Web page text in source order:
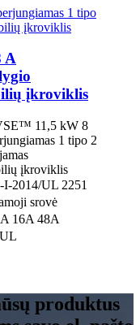
A
įkroviklis
11,5 kW 8
1 tipo 2
įkroviklis
2014/UL 2251
srovė
16A 48A
produktus